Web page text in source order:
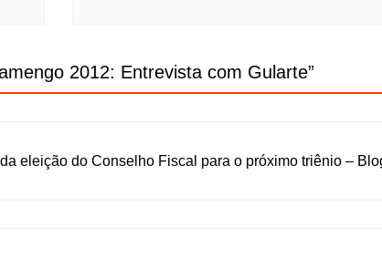
2012: Entrevista com Gularte”
eleição do Conselho Fiscal para o próximo triênio –